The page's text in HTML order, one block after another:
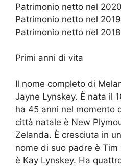
Patrimonio netto nel
Patrimonio netto nel
Patrimonio netto nel
Primi anni di vita
Il nome completo di
Jayne Lynskey. È nata il
ha 45 anni nel momento
città natale è New
Zelanda. È cresciuta in
nome di suo padre è
è Kay Lynskey. Ha